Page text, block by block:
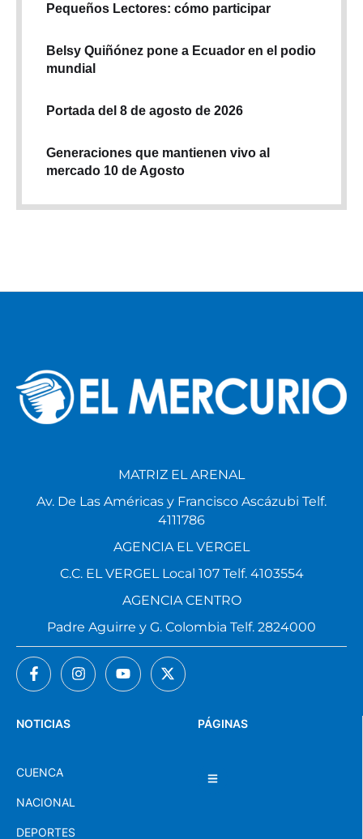
Pequeños Lectores: cómo participar
Belsy Quiñónez pone a Ecuador en el podio
mundial
Portada del 8 de agosto de 2026
Generaciones que mantienen vivo al
mercado 10 de Agosto
PÁGINAS
NOTICIAS
CUENCA
NACIONAL
DEPORTES
MATRIZ EL ARENAL
Av. De Las Américas y Francisco Ascázubi Telf.
4111786
AGENCIA EL VERGEL
C.C. EL VERGEL Local 107 Telf. 4103554
AGENCIA CENTRO
Padre Aguirre y G. Colombia Telf. 2824000